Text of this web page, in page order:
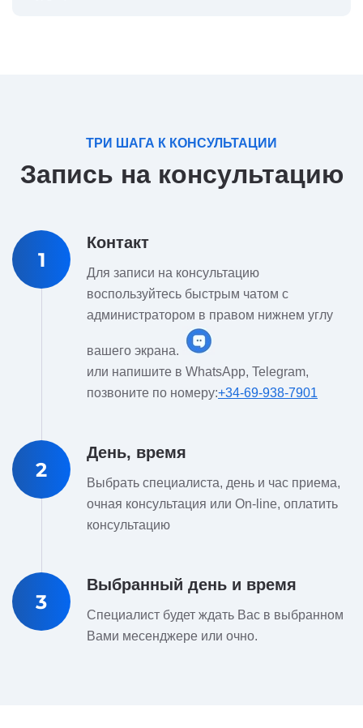
ТРИ ШАГА К КОНСУЛЬТАЦИИ
Запись на консультацию
1
Контакт
Для записи на консультацию
воспользуйтесь быстрым чатом с
администратором в правом нижнем углу
вашего экрана.
или напишите в WhatsApp, Telegram,
позвоните по номеру:+34-69-938-7901
2
День, время
Выбрать специалиста, день и час приема,
очная консультация или On-line, оплатить
консультацию
3
Выбранный день и время
Специалист будет ждать Вас в выбранном
Вами месенджере или очно.